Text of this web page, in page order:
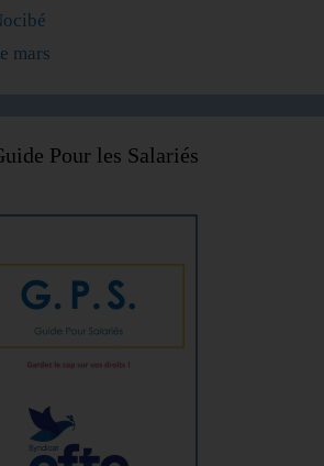
mars
Pour les Salariés